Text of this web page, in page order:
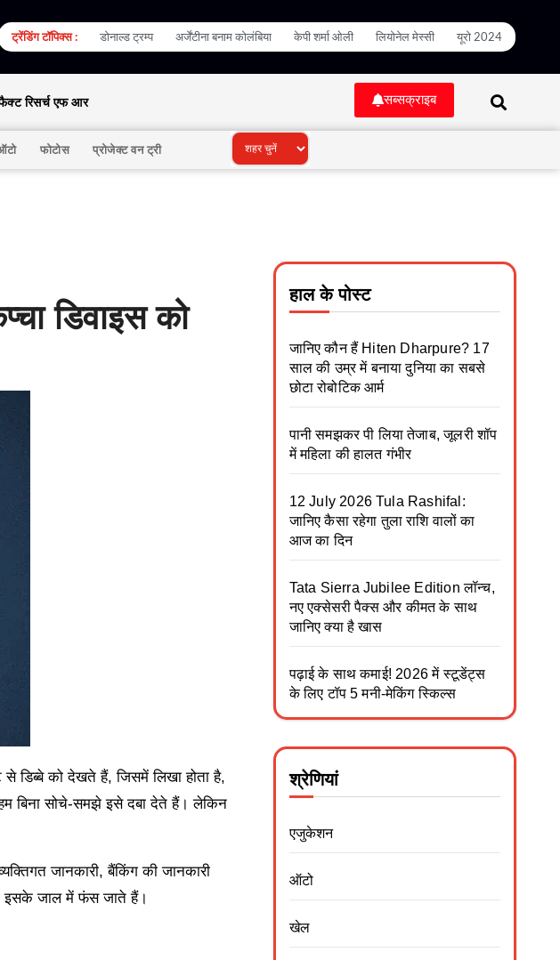
ट्रेंडिंग टॉपिक्स : डोनाल्ड ट्रम्प अर्जेंटीना बनाम कोलंबिया केपी शर्मा ओली लियोनेल मेस्सी यूरो 2024
रिसर्च एफ आर सब्सक्राइब
फोटोस प्रोजेक्ट वन ट्री
डिवाइस को
को देखते हैं, जिसमें लिखा होता है,
बिना सोचे-समझे इसे दबा देते हैं। लेकिन
जानकारी, बैंकिंग की जानकारी
इसके जाल में फंस जाते हैं।
हाल के पोस्ट
जानिए कौन हैं Hiten Dharpure? 17
साल की उम्र में बनाया दुनिया का सबसे
छोटा रोबोटिक आर्म
पानी समझकर पी लिया तेजाब, जूलरी शॉप
में महिला की हालत गंभीर
12 July 2026 Tula Rashifal:
जानिए कैसा रहेगा तुला राशि वालों का
आज का दिन
Tata Sierra Jubilee Edition लॉन्च,
नए एक्सेसरी पैक्स और कीमत के साथ
जानिए क्या है खास
पढ़ाई के साथ कमाई! 2026 में स्टूडेंट्स
के लिए टॉप 5 मनी-मेकिंग स्किल्स
श्रेणियां
एजुकेशन
ऑटो
खेल